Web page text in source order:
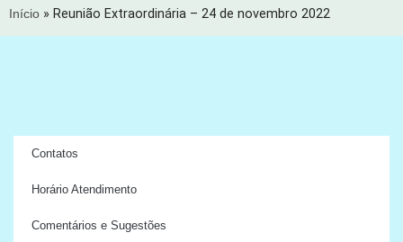
Início » Reunião Extraordinária – 24 de novembro 2022
Contatos
Horário Atendimento
Comentários e Sugestões